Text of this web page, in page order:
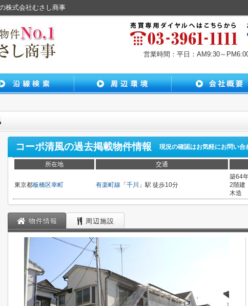
株式会社むさし商事
営業時間：平日：AM9:30～
コーポ清風の過去掲載物件情報 現況の確認はお気軽にお問い合
所在地 交通
東京都板橋区幸町 有楽町線 「 千川 」駅 徒歩10分
築64
2階建
木造
物件情報 周辺施設